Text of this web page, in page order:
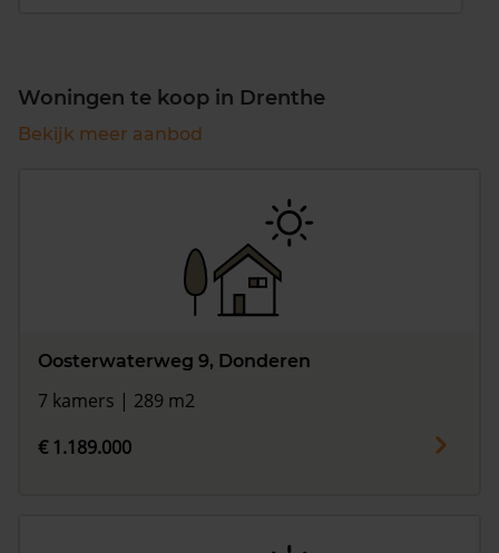
Woningen te koop in Drenthe
Bekijk meer aanbod
Oosterwaterweg 9, Donderen
7 kamers | 289 m2
€ 1.189.000